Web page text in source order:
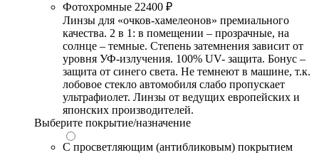
Фотохромные 22400 ₽
Линзы для «очков-хамелеонов» премиального
качества. 2 в 1: в помещении – прозрачные, на
солнце – темные. Степень затемнения зависит от
уровня УФ-излучения. 100% UV- защита. Бонус –
защита от синего света. Не темнеют в машине, т.к.
лобовое стекло автомобиля слабо пропускает
ультрафиолет. Линзы от ведущих европейских и
японских производителей.
Выберите покрытие/назначение
С просветляющим (антибликовым) покрытием